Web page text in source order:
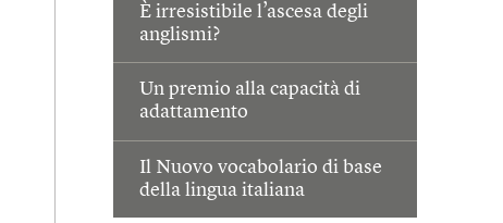
È irresistibile l’ascesa degli
anglismi?
Un premio alla capacità di
adattamento
Il Nuovo vocabolario di base
della lingua italiana